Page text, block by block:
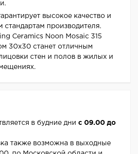
высокое качество и
стандартам производителя.
Ceramics Noon Mosaic 315
30x30 станет отличным
стен и полов в жилых и
в будние дни с 09.00 до
также возможна в выходные